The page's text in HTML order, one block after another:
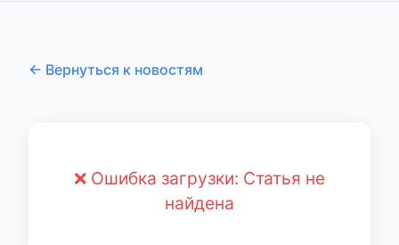
← Вернуться к новостям
❌ Ошибка загрузки: Статья не
найдена